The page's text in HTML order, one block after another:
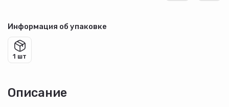
Информация об упаковке
1 шт
Описание